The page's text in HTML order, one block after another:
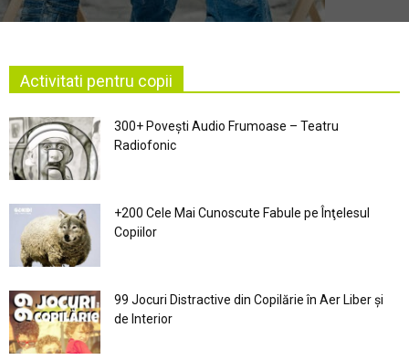
Activitati pentru copii
300+ Povești Audio Frumoase – Teatru
Radiofonic
+200 Cele Mai Cunoscute Fabule pe Înţelesul
Copiilor
99 Jocuri Distractive din Copilărie în Aer Liber şi
de Interior